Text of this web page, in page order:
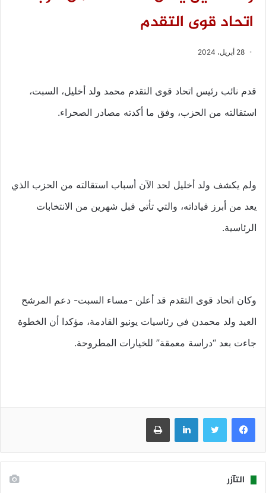
اتحاد قوى التقدم
28 أبريل، 2024
قدم نائب رئيس اتحاد قوى التقدم محمد ولد أخليل، السبت،
استقالته من الحزب، وفق ما أكدته مصادر الصحراء.
ولم يكشف ولد أخليل لحد الآن أسباب استقالته من الحزب الذي
يعد من أبرز قياداته، والتي تأتي قبل شهرين من الانتخابات
الرئاسية.
وكان اتحاد قوى التقدم قد أعلن -مساء السبت- دعم المرشح
العيد ولد محمدن في رئاسيات يونيو القادمة، مؤكدا أن الخطوة
جاءت بعد “دراسة معمقة” للخيارات المطروحة.
فيسبوك تويتر لينكدإن طباعة
التآزر